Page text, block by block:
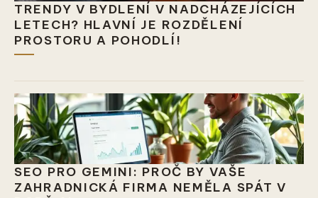
TRENDY V BYDLENÍ V NADCHÁZEJÍCÍCH
LETECH? HLAVNÍ JE ROZDĚLENÍ
PROSTORU A POHODLÍ!
SEO PRO GEMINI: PROČ BY VAŠE
ZAHRADNICKÁ FIRMA NEMĚLA SPÁT V